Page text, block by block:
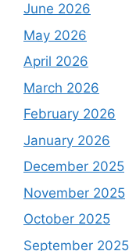
June 2026
May 2026
April 2026
March 2026
February 2026
January 2026
December 2025
November 2025
October 2025
September 2025